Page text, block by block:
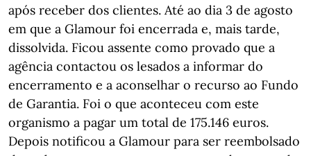
após receber dos clientes. Até ao dia 3 de agosto
em que a Glamour foi encerrada e, mais tarde,
dissolvida. Ficou assente como provado que a
agência contactou os lesados a informar do
encerramento e a aconselhar o recurso ao Fundo
de Garantia. Foi o que aconteceu com este
organismo a pagar um total de 175.146 euros.
Depois notificou a Glamour para ser reembolsado